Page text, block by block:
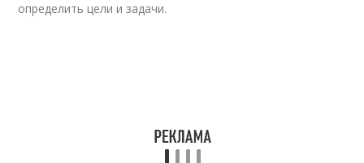
определить цели и задачи.